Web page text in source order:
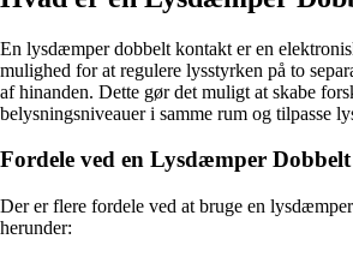
En lysdæmper dobbelt kontakt er en
mulighed for at regulere lysstyrken på to
af hinanden. Dette gør det muligt at skabe
belysningsniveauer i samme rum og tilpasse
Fordele ved en Lysdæmper
Der er flere fordele ved at bruge en
herunder: